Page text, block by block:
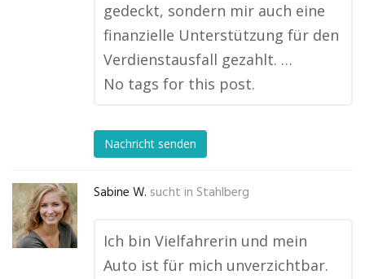
gedeckt, sondern mir auch eine
finanzielle Unterstützung für den
Verdienstausfall gezahlt. …
No tags for this post.
Nachricht senden
Sabine W. sucht in Stahlberg
Ich bin Vielfahrerin und mein
Auto ist für mich unverzichtbar.